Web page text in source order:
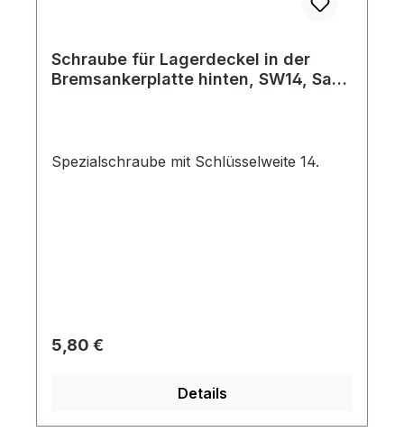
Schraube für Lagerdeckel in der
Bremsankerplatte hinten, SW14, Satz
Spezialschraube mit Schlüsselweite 14.
Regulärer Preis:
5,80 €
Details